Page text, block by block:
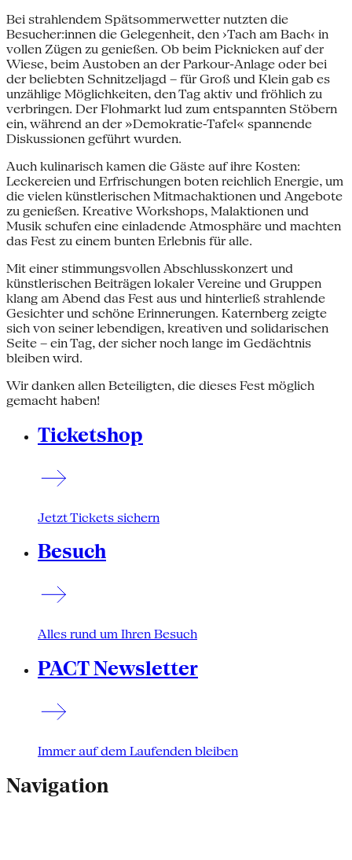
Bei strahlendem Spätsommerwetter nutzten die
Besucher:innen die Gelegenheit, den ›Tach am Bach‹ in
vollen Zügen zu genießen. Ob beim Picknicken auf der
Wiese, beim Austoben an der Parkour-Anlage oder bei
der beliebten Schnitzeljagd – für Groß und Klein gab es
unzählige Möglichkeiten, den Tag aktiv und fröhlich zu
verbringen. Der Flohmarkt lud zum entspannten Stöbern
ein, während an der »Demokratie-Tafel« spannende
Diskussionen geführt wurden.
Auch kulinarisch kamen die Gäste auf ihre Kosten:
Leckereien und Erfrischungen boten reichlich Energie, um
die vielen künstlerischen Mitmachaktionen und Angebote
zu genießen. Kreative Workshops, Malaktionen und
Musik schufen eine einladende Atmosphäre und machten
das Fest zu einem bunten Erlebnis für alle.
Mit einer stimmungsvollen Abschlusskonzert und
künstlerischen Beiträgen lokaler Vereine und Gruppen
klang am Abend das Fest aus und hinterließ strahlende
Gesichter und schöne Erinnerungen. Katernberg zeigte
sich von seiner lebendigen, kreativen und solidarischen
Seite – ein Tag, der sicher noch lange im Gedächtnis
bleiben wird.
Wir danken allen Beteiligten, die dieses Fest möglich
gemacht haben!
Ticketshop
Jetzt Tickets sichern
Besuch
Alles rund um Ihren Besuch
PACT Newsletter
Immer auf dem Laufenden bleiben
Navigation